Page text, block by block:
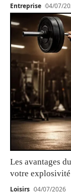
Entreprise 04/07/
Les avantages
votre explosivité
Loisirs 04/07/2026